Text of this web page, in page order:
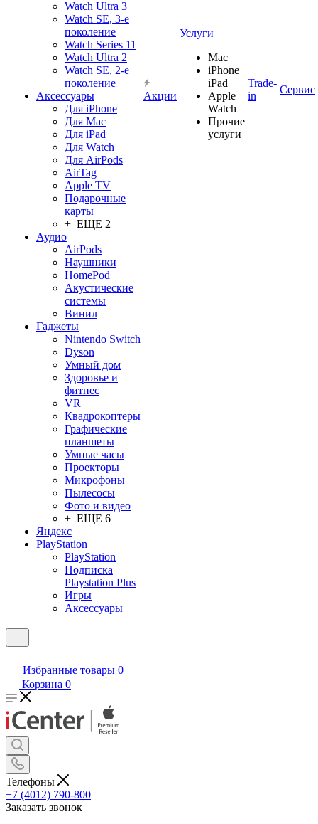
Watch Ultra 3
Watch SE, 3-е
поколение
Watch Series 11
Watch Ultra 2
Watch SE, 2-е
поколение
Аксессуары
Для iPhone
Для Mac
Для iPad
Для Watch
Для AirPods
AirTag
Apple TV
Подарочные
карты
+ ЕЩЕ 2
Аудио
AirPods
Наушники
HomePod
Акустические
системы
Винил
Гаджеты
Nintendo Switch
Dyson
Умный дом
Здоровье и
фитнес
VR
Квадрокоптеры
Графические
планшеты
Умные часы
Проекторы
Микрофоны
Пылесосы
Фото и видео
+ ЕЩЕ 6
Яндекс
PlayStation
PlayStation
Подписка
Playstation Plus
Игры
Аксессуары
Акции
Услуги
Mac
iPhone |
iPad
Apple
Watch
Прочие
услуги
Trade-
in
Сервис
Избранные товары 0
Корзина 0
Телефоны
+7 (4012) 790-800
Заказать звонок